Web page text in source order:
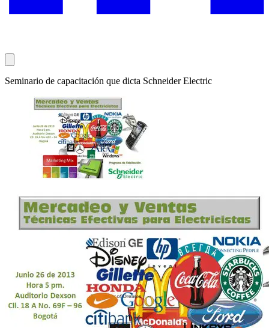
Seminario de capacitación que dicta Schneider Electric